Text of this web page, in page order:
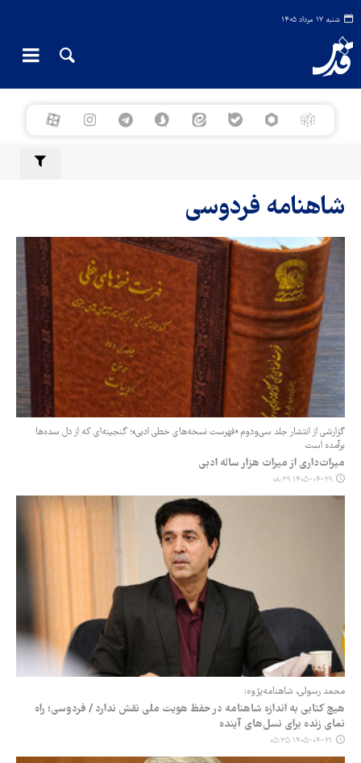
شنبه ۱۷ مرداد ۱۴۰۵
شاهنامه فردوسی
گزارشی از انتشار جلد سی‌ودوم «فهرست نسخه‌های خطی ادبی»؛ گنجینه‌ای که از دل سده‌ها
برآمده است
میراث‌داری از میراث هزار ساله ادبی
۱۴۰۵-۰۴-۲۹ ۰۸:۳۹
محمد رسولی، شاهنامه‌پژوه:
هیچ کتابی به اندازه شاهنامه در حفظ هویت ملی نقش ندارد / فردوسی؛ راه
نمای زنده برای نسل‌های آینده
۱۴۰۵-۰۴-۲۱ ۰۵:۳۵